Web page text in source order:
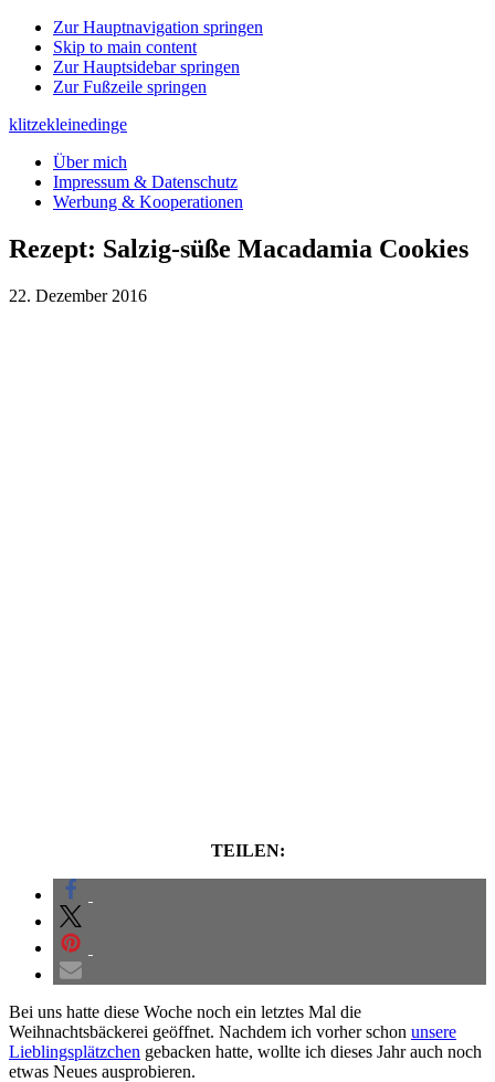
Zur Hauptnavigation springen
Skip to main content
Zur Hauptsidebar springen
Zur Fußzeile springen
klitzekleinedinge
Über mich
Impressum & Datenschutz
Werbung & Kooperationen
Rezept: Salzig-süße Macadamia Cookies
22. Dezember 2016
TEILEN:
Bei uns hatte diese Woche noch ein letztes Mal die
Weihnachtsbäckerei geöffnet. Nachdem ich vorher schon unsere
Lieblingsplätzchen gebacken hatte, wollte ich dieses Jahr auch noch
etwas Neues ausprobieren.